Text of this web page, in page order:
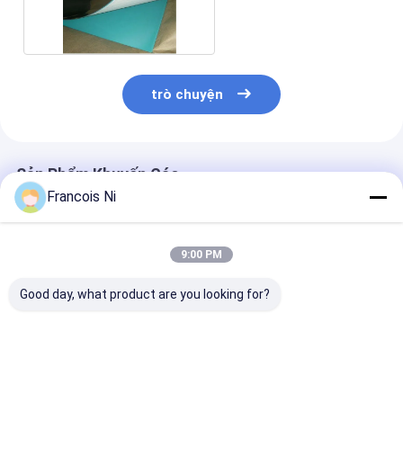
trò chuyện
Sản Phẩm Khuyến Cáo
Francois Ni
9:00 PM
Good day, what product are you looking for?